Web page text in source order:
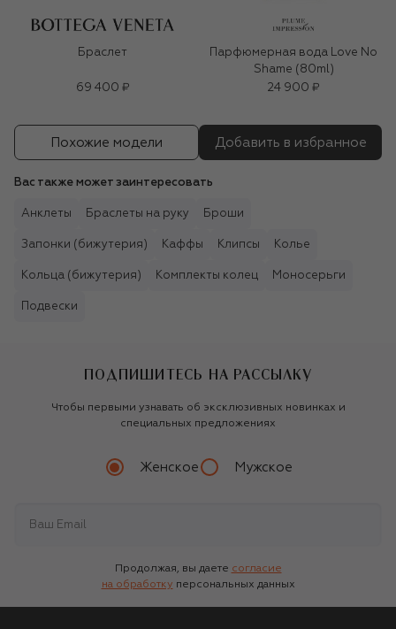
Браслет
69 400 ₽
Парфюмерная вода Love No
Shame (80ml)
24 900 ₽
Похожие модели Добавить в избранное
Вас также может заинтересовать
Анклеты Браслеты на руку Броши
Запонки (бижутерия) Каффы Клипсы Колье
Кольца (бижутерия) Комплекты колец Моносерьги
Подвески
ПОДПИШИТЕСЬ НА РАССЫЛКУ
Чтобы первыми узнавать об эксклюзивных новинках и
специальных предложениях
Женское Мужское
Продолжая, вы даете согласие
на обработку персональных данных